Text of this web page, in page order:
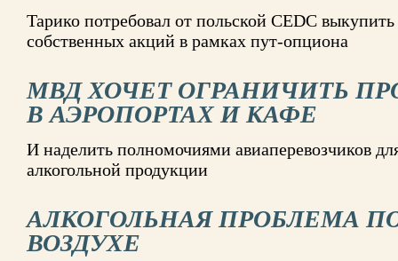
Тарико потребовал от польской CEDC
собственных акций в рамках пут-опциона
МВД ХОЧЕТ ОГРАНИЧИТЬ
В АЭРОПОРТАХ И КАФЕ
И наделить полномочиями авиаперевозчиков
алкогольной продукции
АЛКОГОЛЬНАЯ ПРОБЛЕМА
ВОЗДУХЕ